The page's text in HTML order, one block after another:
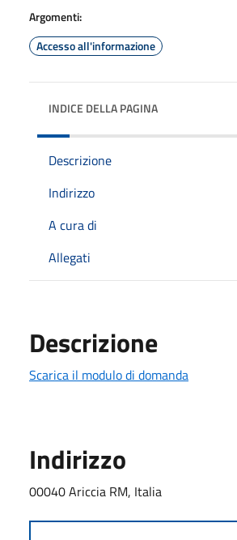
Argomenti:
Accesso all'informazione
INDICE DELLA PAGINA
Descrizione
Indirizzo
A cura di
Allegati
Descrizione
Scarica il modulo di domanda
Indirizzo
00040 Ariccia RM, Italia